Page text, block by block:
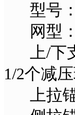
型号：
网型：
上/下支
1/2个减
上拉锚